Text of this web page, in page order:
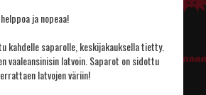
ja nopeaa!
kahdelle saparolle, keskijakauksella tietty.
vaaleansinisin latvoin. Saparot on sidottu
latvojen väriin!